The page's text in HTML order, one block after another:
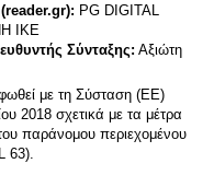
PG DIGITAL
ΙΚΕ
Σύνταξης: Αξιώτη
με τη Σύσταση (ΕΕ)
2018 σχετικά με τα μέτρα
παράνομου περιεχομένου
63).